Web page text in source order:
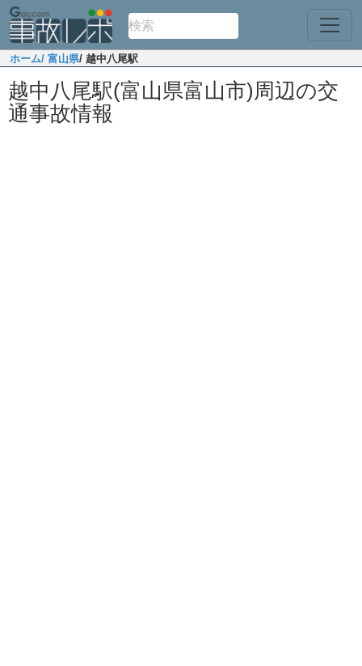
ホーム/ 富山県/ 越中八尾駅
越中八尾駅(富山県富山市)周辺の交
通事故情報